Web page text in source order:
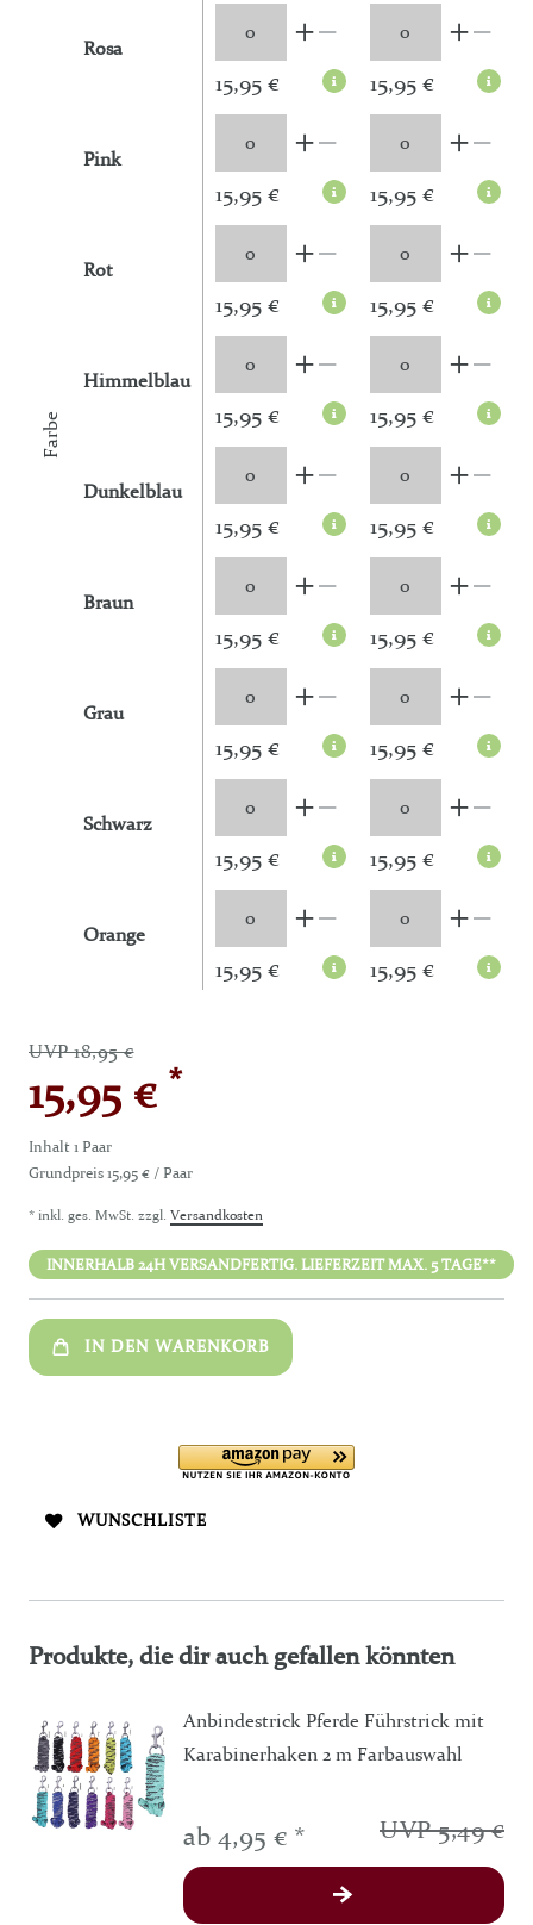
Farbe
Rosa
15,95 € 15,95 €
Pink
15,95 € 15,95 €
Rot
15,95 € 15,95 €
Himmelblau
15,95 € 15,95 €
Dunkelblau
15,95 € 15,95 €
Braun
15,95 € 15,95 €
Grau
15,95 € 15,95 €
Schwarz
15,95 € 15,95 €
Orange
15,95 € 15,95 €
UVP 18,95 €
15,95 € *
Inhalt1 Paar
Grundpreis15,95 € / Paar
* inkl. ges. MwSt. zzgl. Versandkosten
INNERHALB 24H VERSANDFERTIG. LIEFERZEIT MAX. 5 TAGE**
IN DEN WARENKORB
WUNSCHLISTE
Produkte, die dir auch gefallen könnten
Anbindestrick Pferde Führstrick mit
Karabinerhaken 2 m Farbauswahl
UVP 5,49 €
ab 4,95 € *